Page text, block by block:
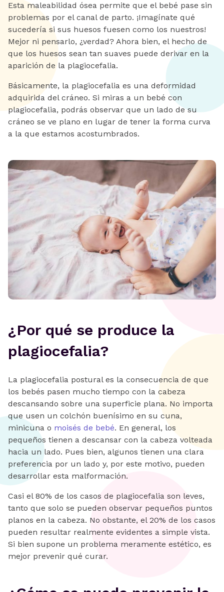
Esta maleabilidad ósea permite que el bebé pase sin
problemas por el canal de parto. ¡Imagínate qué
sucedería si sus huesos fuesen como los nuestros!
Mejor ni pensarlo, ¿verdad? Ahora bien, el hecho de
que los huesos sean tan suaves puede derivar en la
aparición de la plagiocefalia.
Básicamente, la plagiocefalia es una deformidad
adquirida del cráneo. Si miras a un bebé con
plagiocefalia, podrás observar que un lado de su
cráneo se ve plano en lugar de tener la forma curva
a la que estamos acostumbrados.
¿Por qué se produce la
plagiocefalia?
La plagiocefalia postural es la consecuencia de que
los bebés pasen mucho tiempo con la cabeza
descansando sobre una superficie plana. No importa
que usen un colchón buenísimo en su cuna,
minicuna o moisés de bebé. En general, los
pequeños tienen a descansar con la cabeza volteada
hacia un lado. Pues bien, algunos tienen una clara
preferencia por un lado y, por este motivo, pueden
desarrollar esta malformación.
Casi el 80% de los casos de plagiocefalia son leves,
tanto que solo se pueden observar pequeños puntos
planos en la cabeza. No obstante, el 20% de los casos
pueden resultar realmente evidentes a simple vista.
Si bien supone un problema meramente estético, es
mejor prevenir qué curar.